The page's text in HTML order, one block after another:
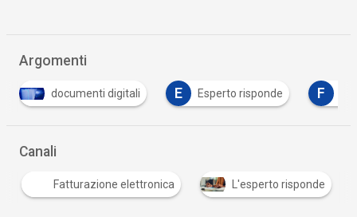
Argomenti
digitali E Esperto risponde F fattura
Canali
Fatturazione elettronica L'esperto risponde